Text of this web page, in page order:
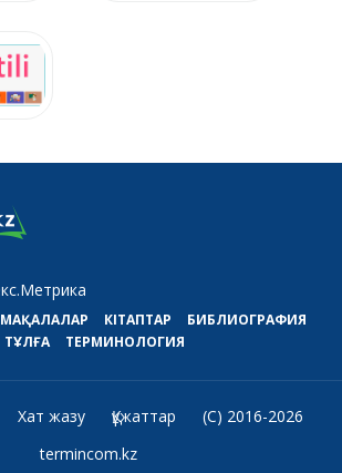
МАҚАЛАЛАР КІТАПТАР
БИБЛИОГРАФИЯ
ТҰЛҒА
ТЕРМИНОЛОГИЯ
Хат жазу Құжаттар
(C) 2016-2026
termincom.kz